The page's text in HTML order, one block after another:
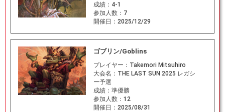
成績： 4-1
参加人数： 7
開催日： 2025/12/29
ゴブリン/Goblins
プレイヤー： Takemori Mitsuhiro
大会名： THE LAST SUN 2025 レガシ
ー予選
成績： 準優勝
参加人数： 12
開催日： 2025/08/31